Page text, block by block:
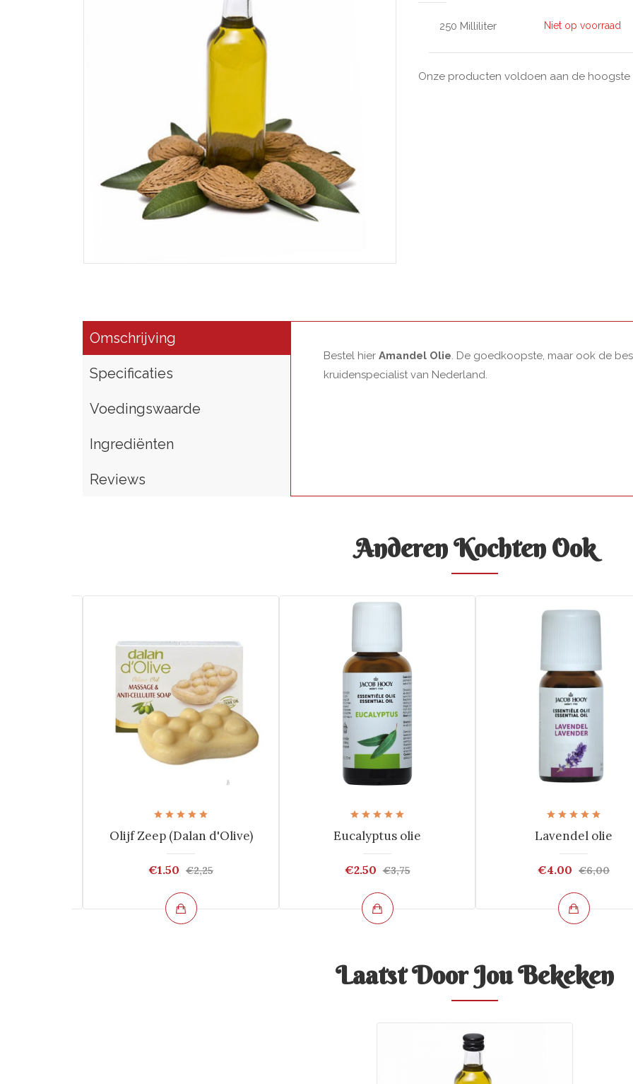
250 Milliliter Niet op voorraad
Onze producten voldoen aan de hoogste
Omschrijving
Specificaties
Voedingswaarde
Ingrediënten
Reviews
Bestel hier Amandel Olie. De goedkoopste, maar ook de
kruidenspecialist van Nederland.
Anderen Kochten Ook
Olijf Zeep (Dalan d'Olive)
€1.50 €2,25
Eucalyptus olie
€2.50 €3,75
Lavendel olie
€4.00 €6,00
Laatst Door Jou Bekeken